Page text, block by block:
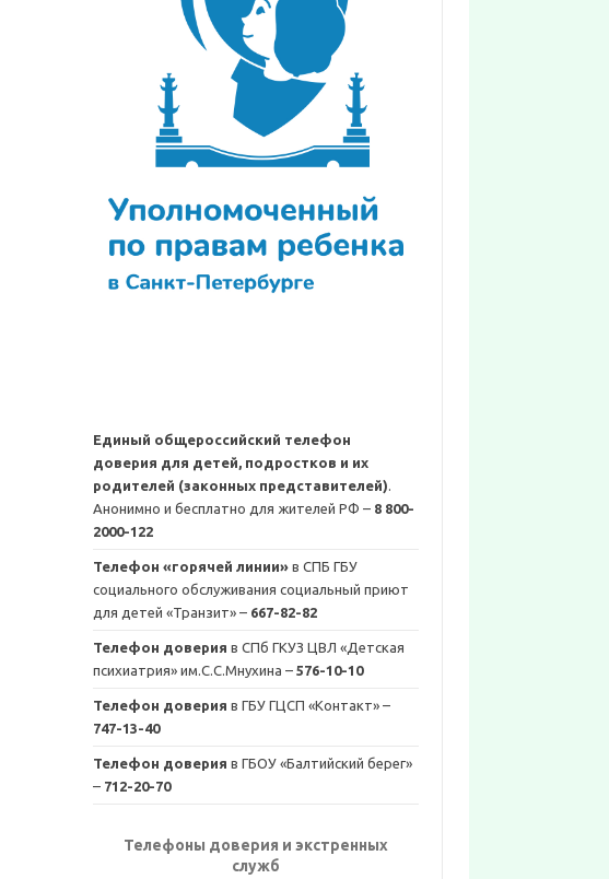
Единый общероссийский телефон
доверия для детей, подростков и их
родителей (законных представителей).
Анонимно и бесплатно для жителей РФ – 8 800-
2000-122
Телефон «горячей линии» в СПБ ГБУ
социального обслуживания социальный приют
для детей «Транзит» – 667-82-82
Телефон доверия в СПб ГКУЗ ЦВЛ «Детская
психиатрия» им.С.С.Мнухина –576-10-10
Телефон доверия в ГБУ ГЦСП «Контакт» –
747-13-40
Телефон доверия в ГБОУ «Балтийский берег»
– 712-20-70
Телефоны доверия и экстренных
служб